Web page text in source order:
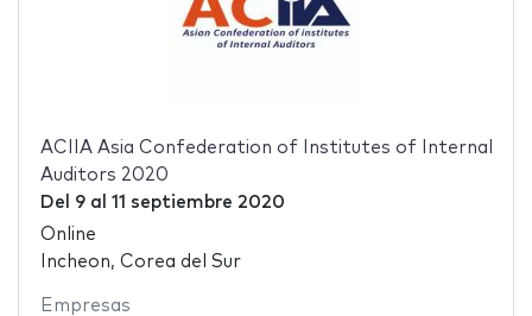
ACIIA Asia Confederation of Institutes of Internal
Auditors 2020
Del 9al 11 septiembre 2020
Online
Incheon, Corea del Sur
Empresas